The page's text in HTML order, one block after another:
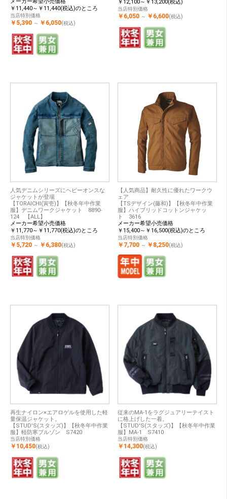
￥11,440～￥11,440(税込)のところ
当店特別価格
￥5,390 ～ ￥6,050(税込)
￥12,100～￥13,200(税込)
当店特別価格
￥6,050 ～ ￥6,600(税込)
人気デニムシリーズにヘビーオンスな
ジャケットが登場
【TORAICHI(寅壱)】【秋冬年中作業
服】デニムワークジャケット 8890-
124 【ALL】
メーカー希望小売価格
￥11,770～￥11,770(税込)のところ
当店特別価格
￥5,720 ～ ￥6,380(税込)
【人気商品】耐久性に優れたワークウ
ェア
【TSデザイン(藤和)】【秋冬年中作業
服】ハイブリッドコットンジャケッ
ト 3616
メーカー希望小売価格
￥15,400～￥16,500(税込)のところ
当店特別価格
￥7,700 ～ ￥8,250(税込)
再生ナイロン×エアロゲルを使用した軽
量保温ジャケット。
【STUD'S(スタッズ)】【秋冬年中作業
服】軽防寒ブルゾン S7420
当店特別価格
￥10,450(税込)
従来のMA-1をラグジュアリーテイスト
に格上げした一着。
【STUD'S(スタッズ)】【秋冬年中作業
服】MA-1 S7410
当店特別価格
￥14,300(税込)